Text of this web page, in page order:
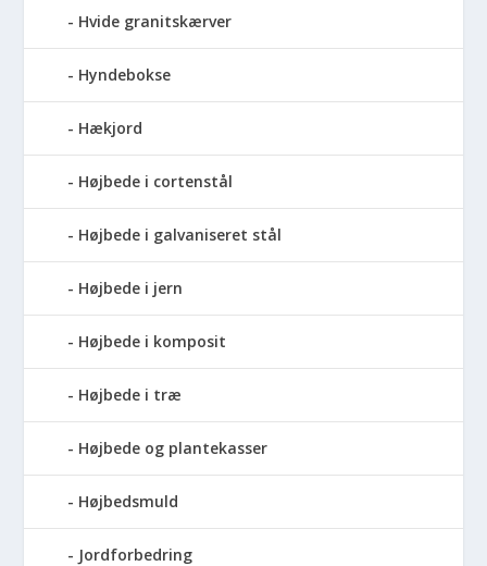
Hvide granitskærver
Hyndebokse
Hækjord
Højbede i cortenstål
Højbede i galvaniseret stål
Højbede i jern
Højbede i komposit
Højbede i træ
Højbede og plantekasser
Højbedsmuld
Jordforbedring